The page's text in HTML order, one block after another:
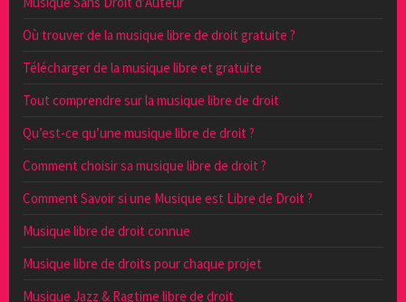
Où trouver de la musique libre de droit gratuite ?
Télécharger de la musique libre et gratuite
Tout comprendre sur la musique libre de droit
Qu’est-ce qu’une musique libre de droit ?
Comment choisir sa musique libre de droit ?
Comment Savoir si une Musique est Libre de Droit ?
Musique libre de droit connue
Musique libre de droits pour chaque projet
Musique Jazz & Ragtime libre de droit